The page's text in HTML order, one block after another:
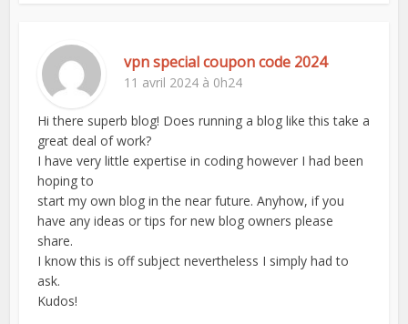
vpn special coupon code 2024
11 avril 2024 à 0h24
Hi there superb blog! Does running a blog like this take a
great deal of work?
I have very little expertise in coding however I had been
hoping to
start my own blog in the near future. Anyhow, if you
have any ideas or tips for new blog owners please
share.
I know this is off subject nevertheless I simply had to
ask.
Kudos!